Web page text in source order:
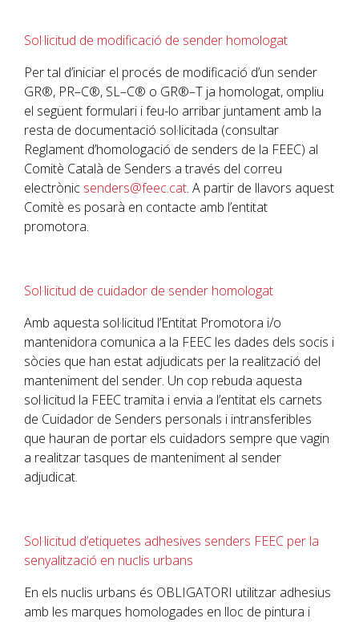
Sol·licitud de modificació de sender homologat
Per tal d’iniciar el procés de modificació d’un sender
GR®, PR–C®, SL–C® o GR®–T ja homologat, ompliu
el següent formulari i feu-lo arribar juntament amb la
resta de documentació sol·licitada (consultar
Reglament d’homologació de senders de la FEEC) al
Comitè Català de Senders a través del correu
electrònic senders@feec.cat. A partir de llavors aquest
Comitè es posarà en contacte amb l’entitat
promotora.
Sol·licitud de cuidador de sender homologat
Amb aquesta sol·licitud l’Entitat Promotora i/o
mantenidora comunica a la FEEC les dades dels socis i
sòcies que han estat adjudicats per la realització del
manteniment del sender. Un cop rebuda aquesta
sol·licitud la FEECtramita i envia a l’entitat els carnets
de Cuidador de Senders personals i intransferibles
que hauran de portar els cuidadors sempre que vagin
a realitzar tasques de manteniment al sender
adjudicat.
Sol·licitud d’etiquetes adhesives senders FEEC per la
senyalització en nuclis urbans
En els nuclis urbans és OBLIGATORI utilitzar adhesius
amb les marques homologades en lloc de pintura i